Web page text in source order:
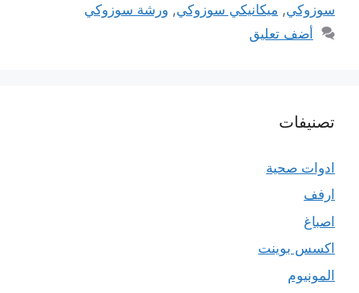
سوزوكي, ميكانيكي سوزوكي, ورشة سوزوكي
أضف تعليق
تصنيفات
ادوات صحية
ارفف
اصباغ
اكسس بوينت
المونيوم